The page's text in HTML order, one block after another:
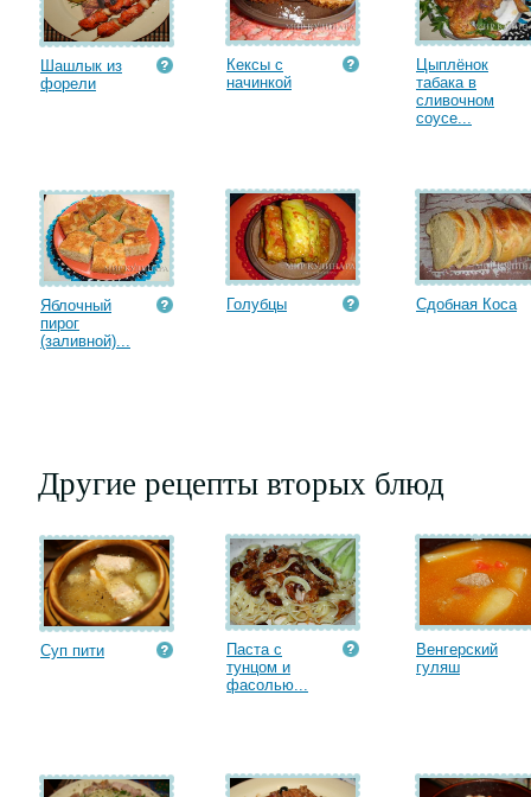
Шашлык из
форели
Кексы с
начинкой
Цыплёнок
табака в
сливочном
соусе...
Яблочный
пирог
(заливной)...
Голубцы Сдобная Коса
Другие рецепты вторых блюд
Суп пити
Паста с
тунцом и
фасолью...
Венгерский
гуляш